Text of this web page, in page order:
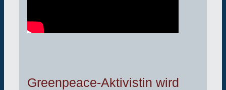
Greenpeace-Aktivistin wird